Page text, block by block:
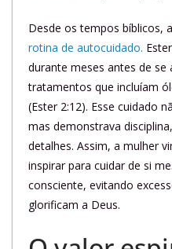
Desde os tempos bíblicos,
rotina de autocuidado.
durante meses antes de se
tratamentos que incluíam
(Ester 2:12). Esse cuidado
mas demonstrava
detalhes. Assim, a mulher
inspirar para cuidar de si
consciente, evitando
glorificam a Deus.